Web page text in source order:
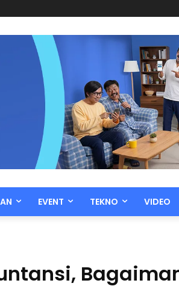
EVENT TEKNO VIDEO